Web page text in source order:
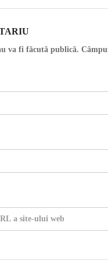
va fi făcută publică.